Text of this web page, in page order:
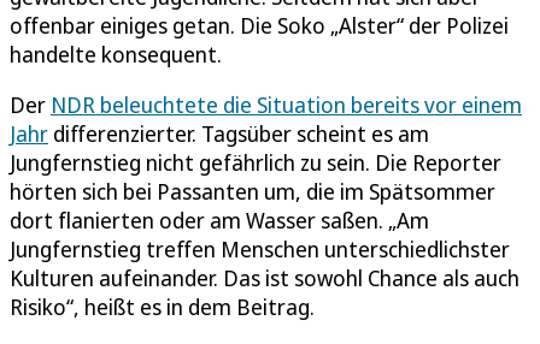
offenbar einiges getan. Die Soko „Alster“ der Polizei
handelte konsequent.
Der NDR beleuchtete die Situation bereits vor einem
Jahr differenzierter. Tagsüber scheint es am
Jungfernstieg nicht gefährlich zu sein. Die Reporter
hörten sich bei Passanten um, die im Spätsommer
dort flanierten oder am Wasser saßen. „Am
Jungfernstieg treffen Menschen unterschiedlichster
Kulturen aufeinander. Das ist sowohl Chance als auch
Risiko“, heißt es in dem Beitrag.